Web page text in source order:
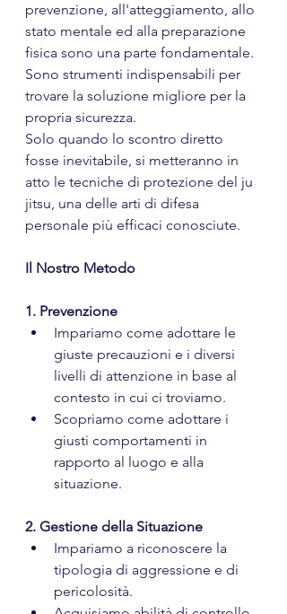
prevenzione, all'atteggiamento, allo
stato mentale ed alla preparazione
fisica sono una parte fondamentale.
Sono strumenti indispensabili per
trovare la soluzione migliore per la
propria sicurezza.
Solo quando lo scontro diretto
fosse inevitabile, si metteranno in
atto le tecniche di protezione del ju
jitsu, una delle arti di difesa
personale più efficaci conosciute.
Il Nostro Metodo
1. Prevenzione
Impariamo come adottare le
giuste precauzioni e i diversi
livelli di attenzione in base al
contesto in cui ci troviamo.
Scopriamo come adottare i
giusti comportamenti in
rapporto al luogo e alla
situazione.
2. Gestione della Situazione
Impariamo a riconoscere la
tipologia di aggressione e di
pericolosità.